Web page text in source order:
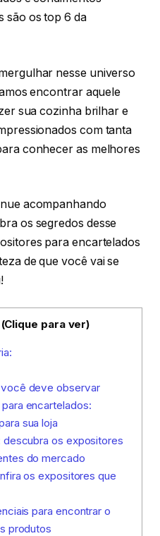
são os top 6 da
nesse universo
encontrar aquele
sua cozinha brilhar e
com tanta
conhecer as melhores
acompanhando
os segredos desse
para encartelados
de que você vai se
para ver)
deve observar
encartelados:
sua loja
descubra os expositores
do mercado
os expositores que
para encontrar o
produtos